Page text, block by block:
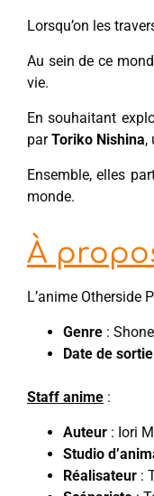
Lorsqu’on les
Au sein de ce
vie.
En souhaitant
parToriko Nishina,
Ensemble, elles
monde.
À
L’anime Otherside
Genre :
Date de sortie
Staff anime :
Auteur : Iori
Studio
Réalisateur :